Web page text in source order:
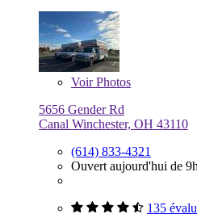
VoirPhotos
5656 Gender Rd
Canal Winchester, OH 43110
(614) 833-4321
Ouvert aujourd'hui de
135